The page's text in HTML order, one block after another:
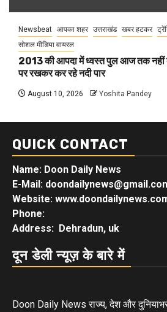
Newsbeat आपका शहर उत्तराखंड खबर हटकर
सोशल मीडिया वायरल
2013 की आपदा में ध्वस्त पुल आज तक नहीं
पर रखकर कर रहे नदी पार
August 10, 2026 Yoshita Pandey
QUICK CONTACT
Name: Doon Daily News
E-Mail:
Website:
Phone:
Address: Dehradun, uk
दून डेली न्यूज़ के बारे में
Doon Daily News राज्य, देश और